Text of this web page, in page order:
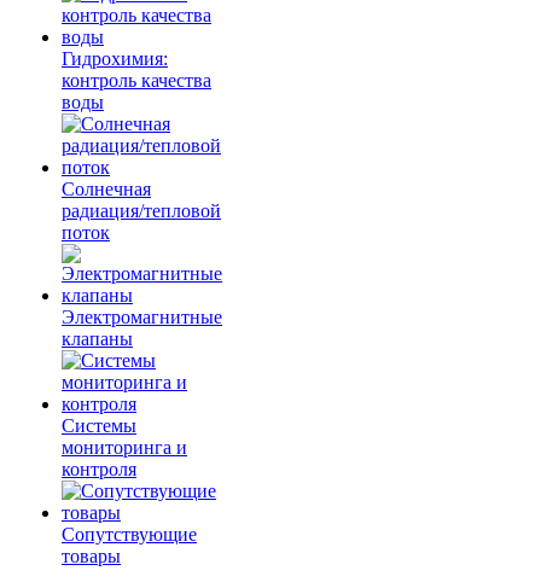
Гидрохимия:
контроль качества
воды
Солнечная
радиация/тепловой
поток
Электромагнитные
клапаны
Системы
мониторинга и
контроля
Сопутствующие
товары